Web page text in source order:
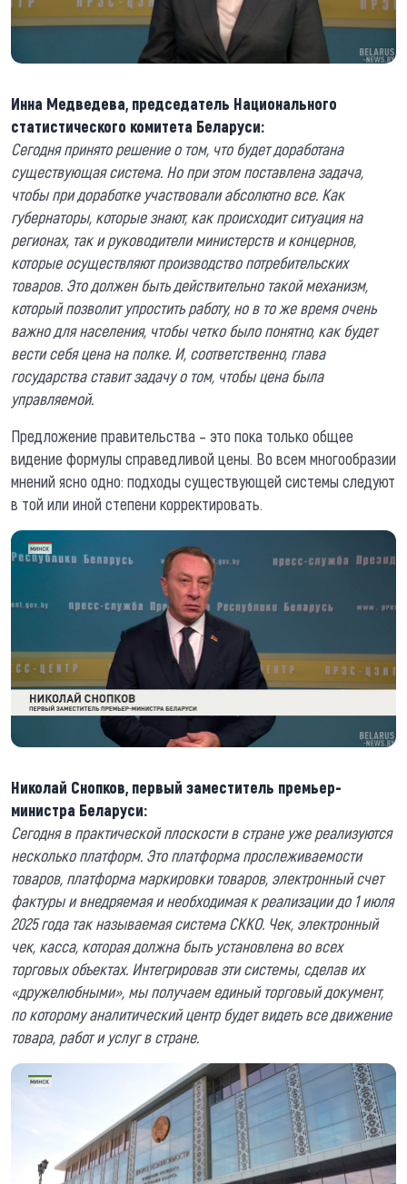
Инна Медведева, председатель Национального
статистического комитета Беларуси:
Сегодня принято решение о том, что будет доработана
существующая система. Но при этом поставлена задача,
чтобы при доработке участвовали абсолютно все. Как
губернаторы, которые знают, как происходит ситуация на
регионах, так и руководители министерств и концернов,
которые осуществляют производство потребительских
товаров. Это должен быть действительно такой механизм,
который позволит упростить работу, но в то же время очень
важно для населения, чтобы четко было понятно, как будет
вести себя цена на полке. И, соответственно, глава
государства ставит задачу о том, чтобы цена была
управляемой.
Предложение правительства – это пока только общее
видение формулы справедливой цены. Во всем многообразии
мнений ясно одно: подходы существующей системы следуют
в той или иной степени корректировать.
Николай Снопков, первый заместитель премьер-
министра Беларуси:
Сегодня в практической плоскости в стране уже реализуются
несколько платформ. Это платформа прослеживаемости
товаров, платформа маркировки товаров, электронный счет
фактуры и внедряемая и необходимая к реализации до 1 июля
2025 года так называемая система СККО. Чек, электронный
чек, касса, которая должна быть установлена во всех
торговых объектах. Интегрировав эти системы, сделав их
«дружелюбными», мы получаем единый торговый документ,
по которому аналитический центр будет видеть все движение
товара, работ и услуг в стране.